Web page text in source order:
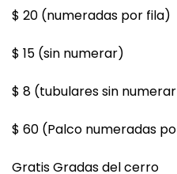
$ 20 (numeradas por fila)
$ 15 (sin numerar)
$ 8 (tubulares sin
$ 60 (Palco numeradas
Gratis Gradas del cerro